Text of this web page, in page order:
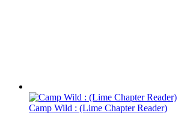
Camp Wild : (Lime Chapter Reader)